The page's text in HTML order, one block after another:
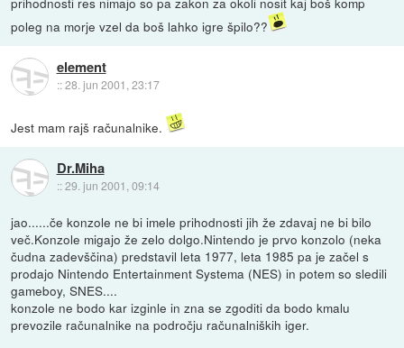
poleg na morje vzel da boš lahko igre špilo??
element
::28. jun 2001, 23:17
Jest mam rajš računalnike.
Dr.Miha
::29. jun 2001, 09:14
jao......če konzole ne bi imele prihodnosti jih že zdavaj ne bi bilo
več.Konzole migajo že zelo dolgo.Nintendo je prvo konzolo (neka
čudna zadevščina) predstavil leta 1977, leta 1985 pa je začel s
prodajo Nintendo Entertainment Systema (NES) in potem so sledili
gameboy, SNES....
konzole ne bodo kar izginle in zna se zgoditi da bodo kmalu
prevozile računalnike na področju računalniških iger.